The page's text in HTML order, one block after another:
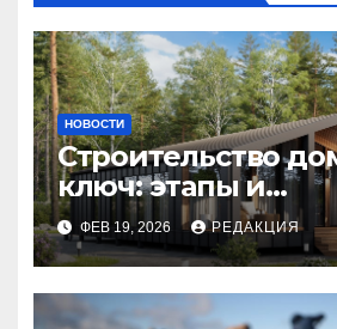
НОВОСТИ
Строительство
ключ: этапы и
планирование
ФЕВ 19, 2026 РЕДАКЦИЯ